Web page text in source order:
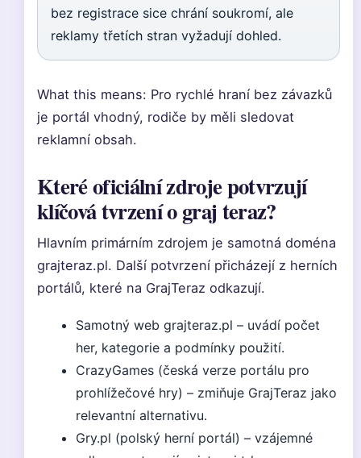
bez registrace sice chrání soukromí, ale
reklamy třetích stran vyžadují dohled.
What this means: Pro rychlé hraní bez závazků
je portál vhodný, rodiče by měli sledovat
reklamní obsah.
Které oficiální zdroje potvrzují
klíčová tvrzení o graj teraz?
Hlavním primárním zdrojem je samotná doména
grajteraz.pl. Další potvrzení přicházejí z herních
portálů, které na GrajTeraz odkazují.
Samotný web grajteraz.pl – uvádí počet
her, kategorie a podmínky použití.
CrazyGames (česká verze portálu pro
prohlížečové hry) – zmiňuje GrajTeraz jako
relevantní alternativu.
Gry.pl (polský herní portál) – vzájemné